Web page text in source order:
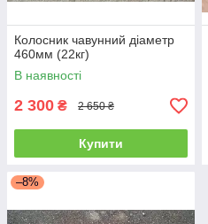
Колосник чавунний діаметр
460мм (22кг)
В наявності
2 300 ₴ 2 650 ₴
Купити
–8%